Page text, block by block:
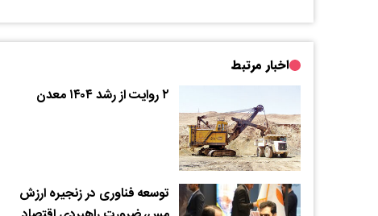
اخبار مرتبط
۲ روایت از رشد ۱۴۰۴ معدن
توسعه فناوری در زنجیره ارزش